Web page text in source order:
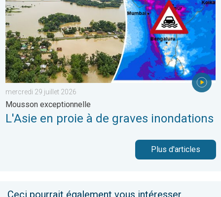
mercredi 29 juillet 2026
Mousson exceptionnelle
L'Asie en proie à de graves inondations
Plus d'articles
Ceci pourrait également vous intéresser